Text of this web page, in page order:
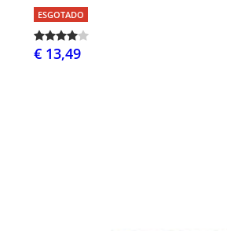
ESGOTADO
€ 13,49